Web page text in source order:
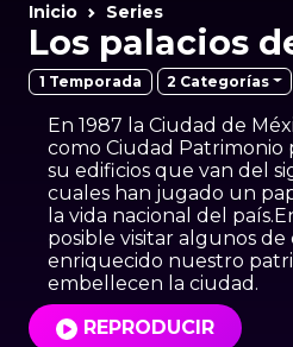
Inicio Series
Los palacios
1 Temporada 2 Categorías
En 1987 la Ciudad de
como Ciudad Patrimonio
su edificios que van del
cuales han jugado un
la vida nacional del
posible visitar algunos de
enriquecido nuestro
embellecen la ciudad.
REPRODUCIR